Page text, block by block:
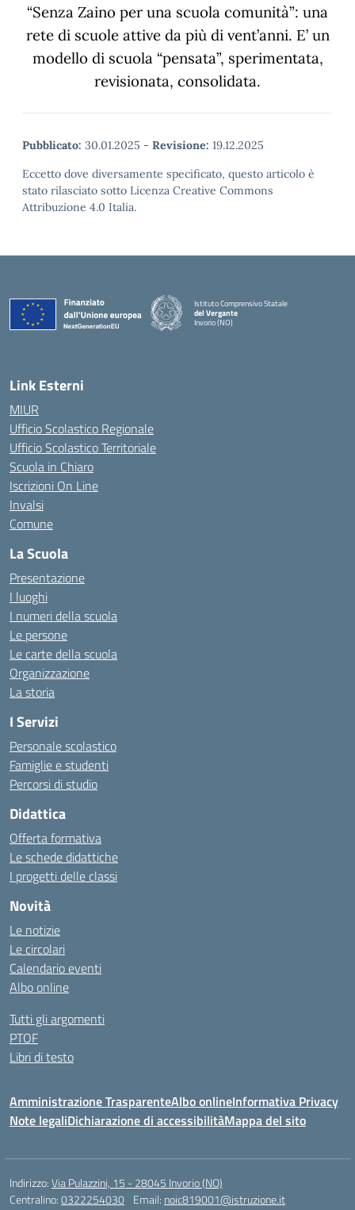
“Senza Zaino per una scuola comunità”: una
rete di scuole attive da più di vent’anni. E’ un
modello di scuola “pensata”, sperimentata,
revisionata, consolidata.
Pubblicato: 30.01.2025 - Revisione: 19.12.2025
Eccetto dove diversamente specificato, questo articolo è
stato rilasciato sotto Licenza Creative Commons
Attribuzione 4.0 Italia.
Istituto Comprensivo Statale
del Vergante
Invorio (NO)
Link Esterni
MIUR
Ufficio Scolastico Regionale
Ufficio Scolastico Territoriale
Scuola in Chiaro
Iscrizioni On Line
Invalsi
Comune
La Scuola
Presentazione
I luoghi
I numeri della scuola
Le persone
Le carte della scuola
Organizzazione
La storia
I Servizi
Personale scolastico
Famiglie e studenti
Percorsi di studio
Didattica
Offerta formativa
Le schede didattiche
I progetti delle classi
Novità
Le notizie
Le circolari
Calendario eventi
Albo online
Tutti gli argomenti
PTOF
Libri di testo
Amministrazione TrasparenteAlbo onlineInformativa Privacy
Note legaliDichiarazione di accessibilitàMappa del sito
Indirizzo:Via Pulazzini, 15 - 28045 Invorio (NO)
Centralino:0322254030 Email: noic819001@istruzione.it